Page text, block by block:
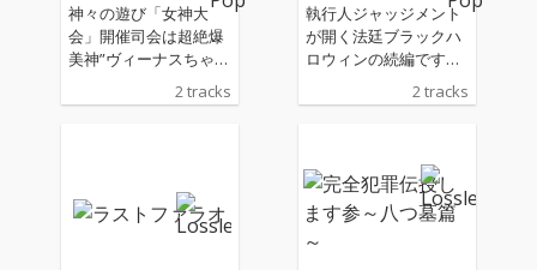
神々の遊び「女神大
会」開催司会は超絶爆
美神”ヴィーナスちゃ
ん”北風と太陽による旅
人のマント剥ぎの競技
2 tracks
執行人ジャッジメント
が開く法廷ブラックハ
ロウィンの続編です。
今作ではどの童話のど
の人物が生贄となるの
2 tracks